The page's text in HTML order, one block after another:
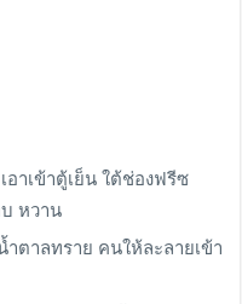
อาเข้าตู้เย็น ใต้ช่องฟรีซ
หวาน
ตาลทราย คนให้ละลายเข้า